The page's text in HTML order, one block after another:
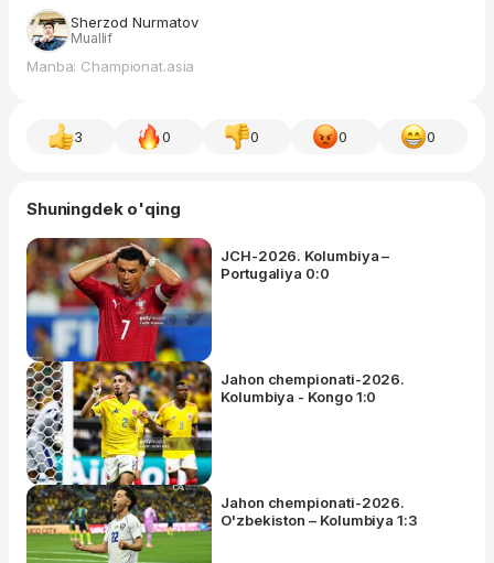
Sherzod Nurmatov
Muallif
Manba: Championat.asia
3 0 0 0 0
Shuningdek o'qing
JCH-2026. Kolumbiya –
Portugaliya 0:0
Jahon chempionati-2026.
Kolumbiya - Kongo 1:0
Jahon chempionati-2026.
O'zbekiston – Kolumbiya 1:3